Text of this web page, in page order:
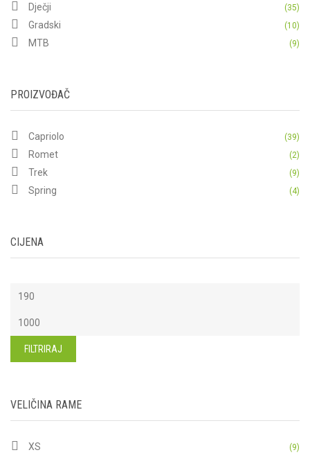
Dječji (35)
Gradski (10)
MTB (9)
PROIZVOĐAČ
Capriolo (39)
Romet (2)
Trek (9)
Spring (4)
CIJENA
Min
cijena
Maks
cijenaFILTRIRAJ
VELIČINA RAME
XS (9)